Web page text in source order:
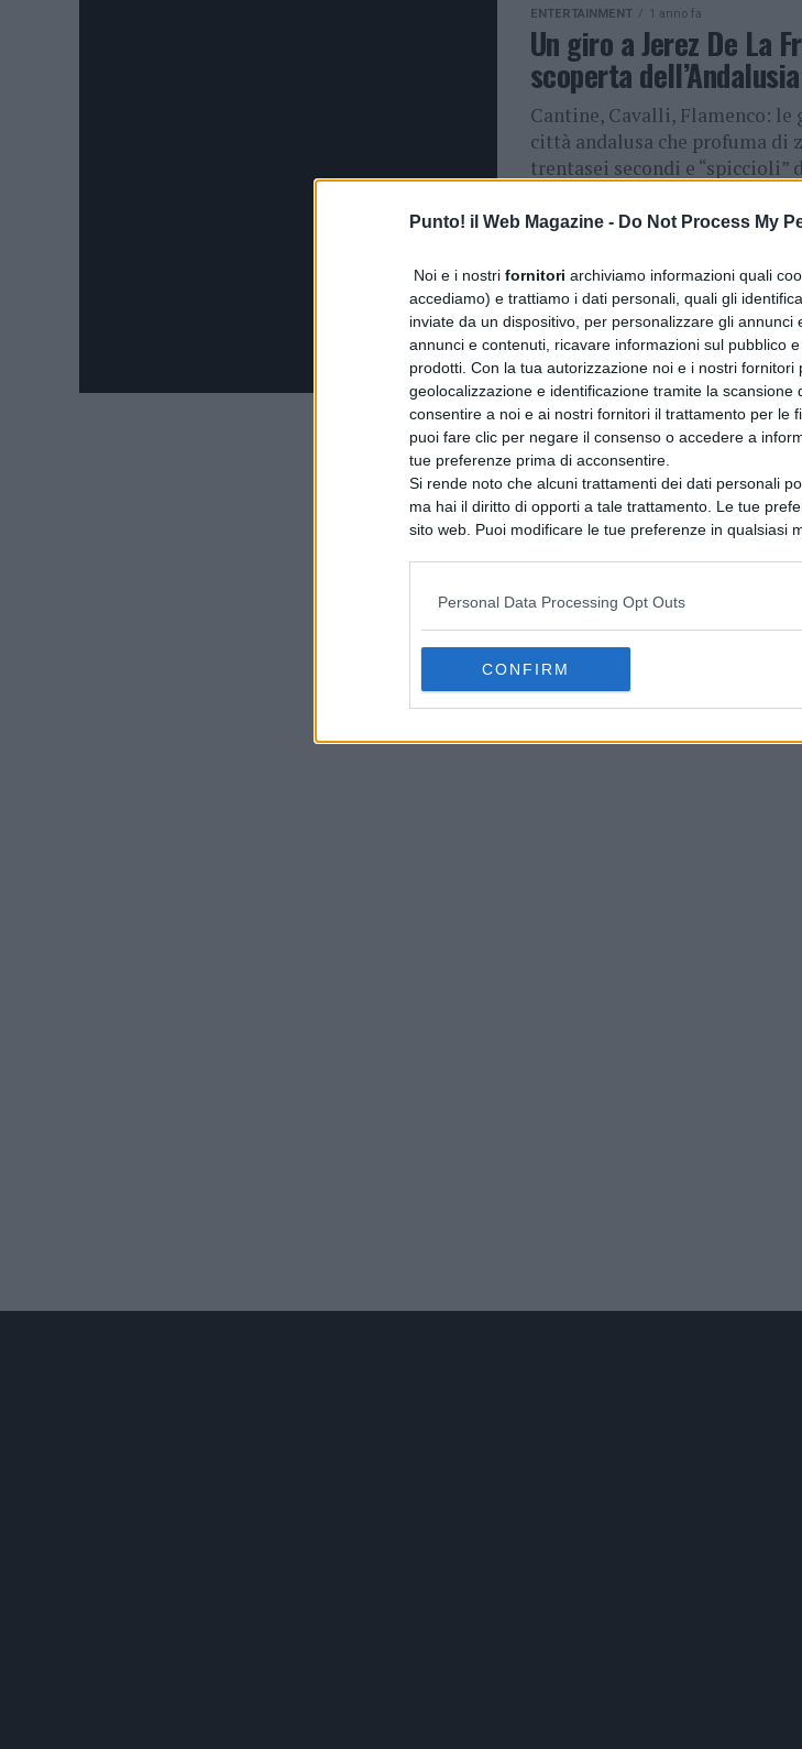
Punto! il Web Magazine - Do Not Process My
Noi e i nostri fornitori archiviamo informazioni quali
accediamo) e trattiamo i dati personali, quali gli
inviate da un dispositivo, per personalizzare gli
annunci e contenuti, ricavare informazioni sul pubblico
prodotti. Con la tua autorizzazione noi e i nostri
geolocalizzazione e identificazione tramite la scansione
consentire a noi e ai nostri fornitori il trattamento per le
puoi fare clic per negare il consenso o accedere a
tue preferenze prima di acconsentire.
Si rende noto che alcuni trattamenti dei dati personali
ma hai il diritto di opporti a tale trattamento. Le tue
sito web. Puoi modificare le tue preferenze in qualsiasi
Personal Data Processing Opt Outs
CONFIRM
ENTERTAINMENT 1 anno fa
Un giro a Jerez De La
scoperta
Cantine, Cavalli, Flamenco:
città andalusa che profuma di
trentasei secondi e “spiccioli”